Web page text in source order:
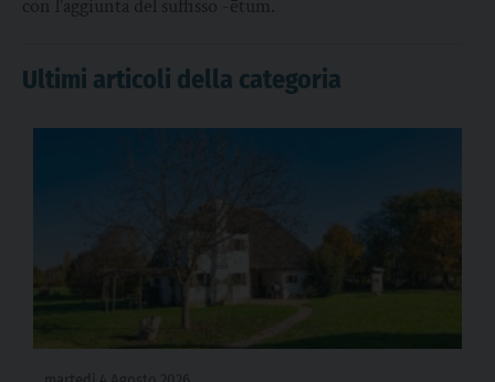
con l’aggiunta del suffisso -ētum.
Ultimi articoli della categoria